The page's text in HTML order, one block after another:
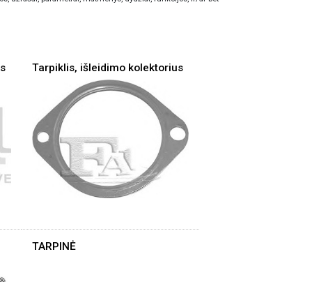
Tarpiklis, išleidimo kolektorius
TARPINĖ